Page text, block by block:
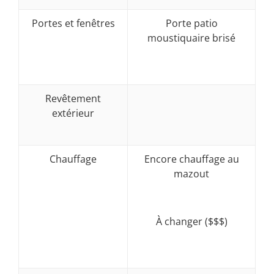
Portes et fenêtres
Porte patio
moustiquaire brisé
Revêtement
extérieur
Chauffage
Encore chauffage au
mazout
À changer ($$$)